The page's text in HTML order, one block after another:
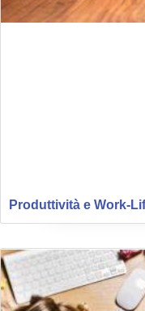
Produttività e Work-